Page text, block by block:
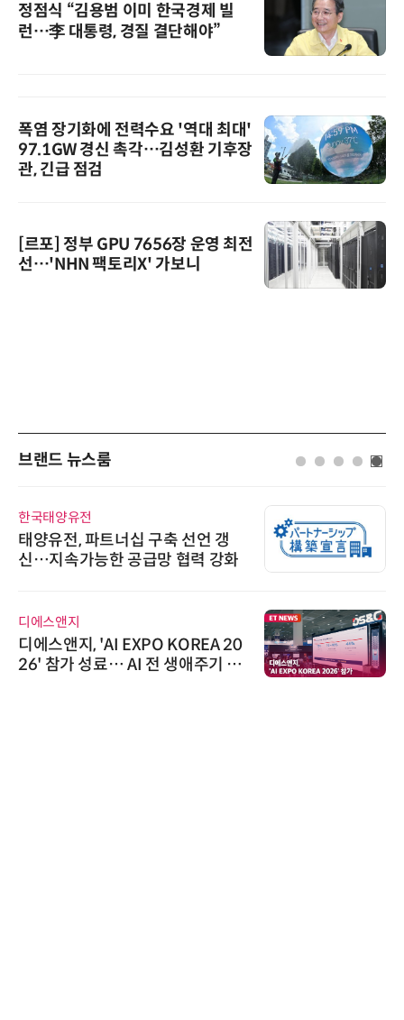
정점식 “김용범 이미 한국경제 빌
런…李 대통령, 경질 결단해야”
폭염 장기화에 전력수요 '역대 최대'
97.1GW 경신 촉각…김성환 기후장
관, 긴급 점검
[르포] 정부 GPU 7656장 운영 최전
선…'NHN 팩토리X' 가보니
브랜드 뉴스룸
한국태양유전
태양유전, 파트너십 구축 선언 갱
신…지속가능한 공급망 협력 강화
디에스앤지
디에스앤지, 'AI EXPO KOREA 20
26' 참가 성료… AI 전 생애주기 아